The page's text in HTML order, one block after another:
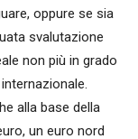
oppure se sia
svalutazione
non più in grado
alla base della
un euro nord